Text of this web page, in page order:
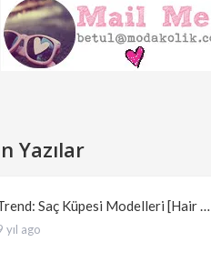
Yazılar
Saç Küpesi Modelleri [Hair …
yıl ago